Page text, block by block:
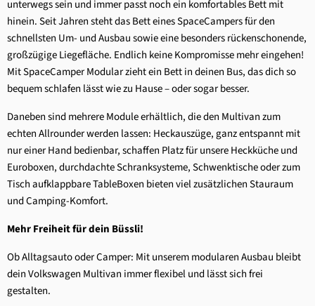
unterwegs sein und immer passt noch ein komfortables Bett mit
hinein. Seit Jahren steht das Bett eines SpaceCampers für den
schnellsten Um- und Ausbau sowie eine besonders rückenschonende,
großzügige Liegefläche. Endlich keine Kompromisse mehr eingehen!
Mit SpaceCamper Modular zieht ein Bett in deinen Bus, das dich so
bequem schlafen lässt wie zu Hause – oder sogar besser.
Daneben sind mehrere Module erhältlich, die den Multivan zum
echten Allrounder werden lassen: Heckauszüge, ganz entspannt mit
nur einer Hand bedienbar, schaffen Platz für unsere Heckküche und
Euroboxen, durchdachte Schranksysteme, Schwenktische oder zum
Tisch aufklappbare TableBoxen bieten viel zusätzlichen Stauraum
und Camping-Komfort.
Mehr Freiheit für dein Büssli!
Ob Alltagsauto oder Camper: Mit unserem modularen Ausbau bleibt
dein Volkswagen Multivan immer flexibel und lässt sich frei
gestalten.